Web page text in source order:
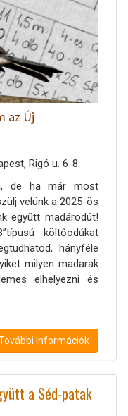
az Új
Rigó u. 6-8.
de ha már most
velünk a 2025-ös
együtt madárodút!
költőodúkat
hányféle
milyen madarak
elhelyezni és
információk
a Séd-patak